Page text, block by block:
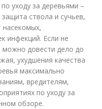
уходу за деревьями –
ствола и сучьев,
насекомых,
инфекций. Если не
довести дело до
ухудшения качества
максимально
вредителям,
по уходу за
обзоре.